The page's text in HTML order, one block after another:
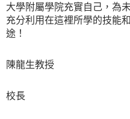
大學附屬學院充實自己，為
充分利用在這裡所學的技能
途！
陳龍生教授
校長